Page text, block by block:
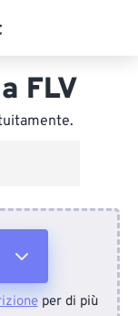
FLV
per di più